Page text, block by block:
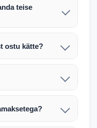
teise
teile domeeni
domeeni üle
registripidajate
teile e-
ostu kätte?
arve.
teile domeeni
omandiõigus.
tuleb tellida